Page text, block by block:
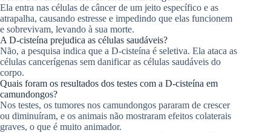
Ela entra nas células de câncer de um jeito específico e as
atrapalha, causando estresse e impedindo que elas funcionem
e sobrevivam, levando à sua morte.
A D-cisteína prejudica as células saudáveis?
Não, a pesquisa indica que a D-cisteína é seletiva. Ela ataca as
células cancerígenas sem danificar as células saudáveis do
corpo.
Quais foram os resultados dos testes com a D-cisteína em
camundongos?
Nos testes, os tumores nos camundongos pararam de crescer
ou diminuíram, e os animais não mostraram efeitos colaterais
graves, o que é muito animador.